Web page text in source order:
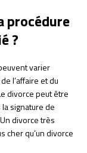
procédure
?
varier
l’affaire et du
divorce peut être
signature de
divorce très
cher qu’un divorce